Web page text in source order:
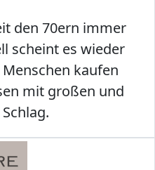
den 70ern immer
scheint es wieder
kaufen
mit großen und